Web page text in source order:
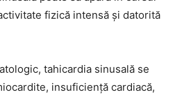
fizică intensă și datorită
tahicardia sinusală se
insuficiență cardiacă,